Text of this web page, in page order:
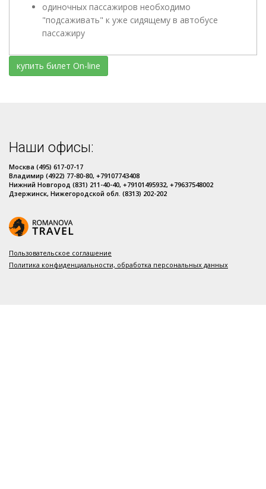
одиночных пассажиров необходимо
"подсаживать" к уже сидящему в автобусе
пассажиру
купить билет On-line
Наши офисы:
Москва (495) 617-07-17
Владимир (4922) 77-80-80, +79107743408
Нижний Новгород (831) 211-40-40, +79101495932, +79637548002
Дзержинск, Нижегородской обл. (8313) 202-202
Пользовательское соглашение
Политика конфиденциальности, обработка персональных данных